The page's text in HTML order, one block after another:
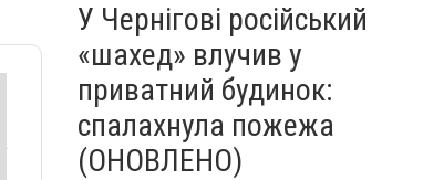
У Чернігові російський
«шахед» влучив у
приватний будинок:
спалахнула пожежа
(ОНОВЛЕНО)